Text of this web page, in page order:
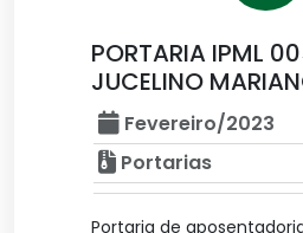
PORTARIA IPML
JUCELINO
Fevereiro/2023
Portarias
Portaria de